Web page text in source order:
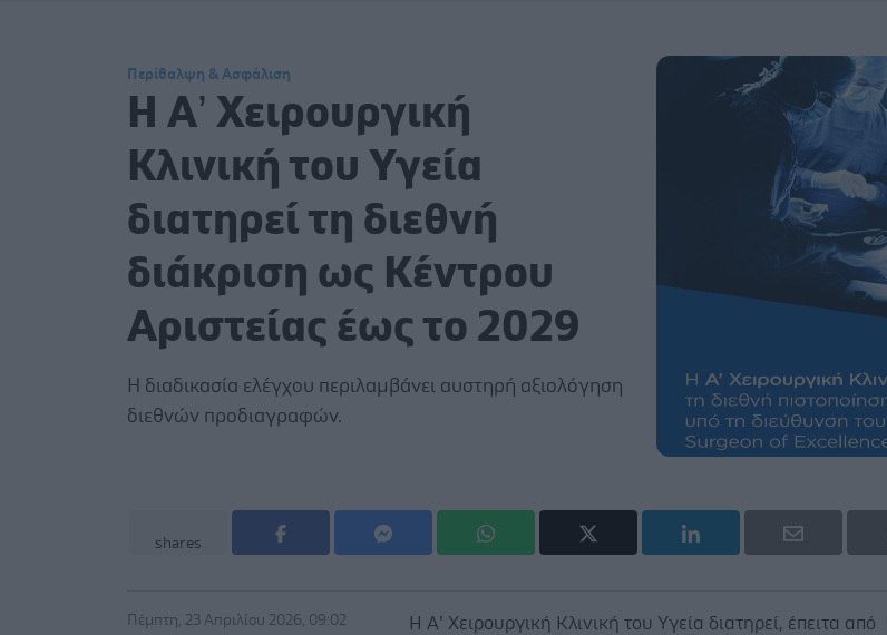
Περίθαλψη & Ασφάλιση
Η Α’ Χειρουργική
Κλινική του Υγεία
διατηρεί τη διεθνή
διάκριση ως Κέντρου
Αριστείας έως το 2029
Η διαδικασία ελέγχου περιλαμβάνει αυστηρή αξιολόγηση
διεθνών προδιαγραφών.
shares
Πέμπτη, 23 Απριλίου 2026, 09:02
Η Α’ Χειρουργική Κλινική του Υγεία διατηρεί, έπειτα από